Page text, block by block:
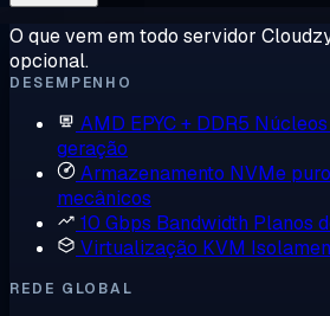
O que vem em todo servidor
opcional.
DESEMPENHO
AMD EPYC + DDR5
geração
Armazenamento NVMe puro
mecânicos
10 Gbps Bandwidth Planos
Virtualização KVM
REDE GLOBAL